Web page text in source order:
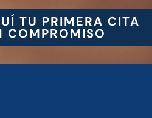
TU PRIMERA CITA
COMPROMISO